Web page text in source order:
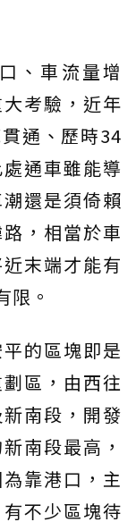
、車流量增
考驗，近年
通、歷時34
通車雖能導
還是須倚賴
，相當於車
末端才能有
限。
的區塊即是
區，由西往
南段，開發
南段最高，
靠港口，主
不少區塊待